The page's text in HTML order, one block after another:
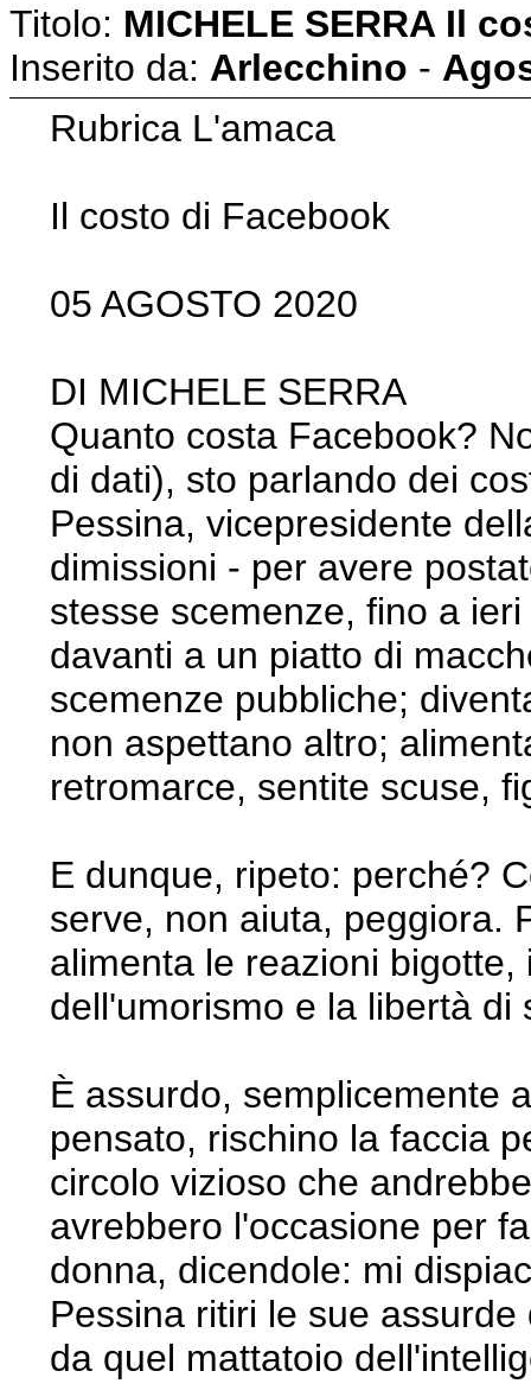
Titolo: MICHELE SERRA Il
Inserito da: Arlecchino -
Rubrica L'amaca
Il costo di Facebook
05 AGOSTO 2020
DI MICHELE SERRA
Quanto costa Facebook?
di dati), sto parlando dei
Pessina, vicepresidente
dimissioni - per avere
stesse scemenze, fino a
davanti a un piatto di
scemenze pubbliche;
non aspettano altro;
retromarce, sentite scuse,
E dunque, ripeto: perché?
serve, non aiuta, peggiora.
alimenta le reazioni
dell'umorismo e la libertà di
È assurdo, semplicemente
pensato, rischino la faccia
circolo vizioso che
avrebbero l'occasione per
donna, dicendole: mi
Pessina ritiri le sue
da quel mattatoio